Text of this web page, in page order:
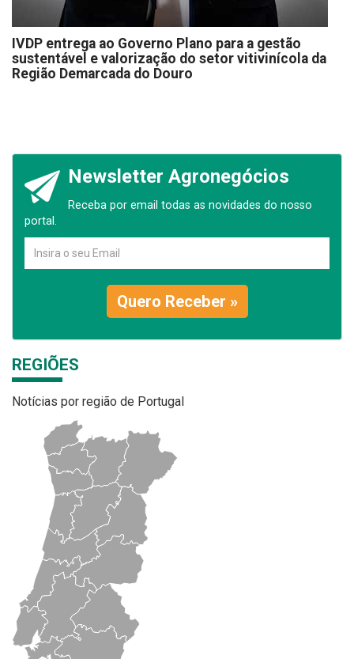
IVDP entrega ao Governo Plano para a gestão
sustentável e valorização do setor vitivinícola da
Região Demarcada do Douro
Newsletter Agronegócios
Receba por email todas as novidades do nosso
portal.
Quero Receber »
REGIÕES
Notícias por região de Portugal